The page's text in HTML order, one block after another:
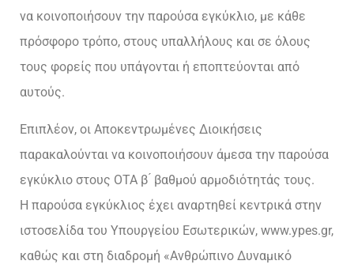
να κοινοποιήσουν την παρούσα εγκύκλιο, με κάθε
πρόσφορο τρόπο, στους υπαλλήλους και σε όλους
τους φορείς που υπάγονται ή εποπτεύονται από
αυτούς.
Επιπλέον, οι Αποκεντρωμένες Διοικήσεις
παρακαλούνται να κοινοποιήσουν άμεσα την παρούσα
εγκύκλιο στους ΟΤΑ β ́ βαθμού αρμοδιότητάς τους.
Η παρούσα εγκύκλιος έχει αναρτηθεί κεντρικά στην
ιστοσελίδα του Υπουργείου Εσωτερικών, www.ypes.gr,
καθώς και στη διαδρομή «Ανθρώπινο Δυναμικό